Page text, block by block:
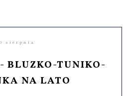
sierpnia
BLUZKO-TUNIKO-
NA LATO